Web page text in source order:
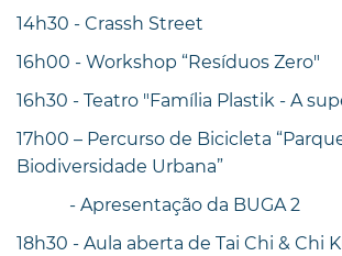
14h30 - Crassh Street
16h00 - Workshop “Resíduos Zero"
16h30 - Teatro "Família Plastik - A
17h00 – Percurso de Bicicleta
Biodiversidade Urbana”
- Apresentação da BUGA 2
18h30 - Aula aberta de Tai Chi & Chi